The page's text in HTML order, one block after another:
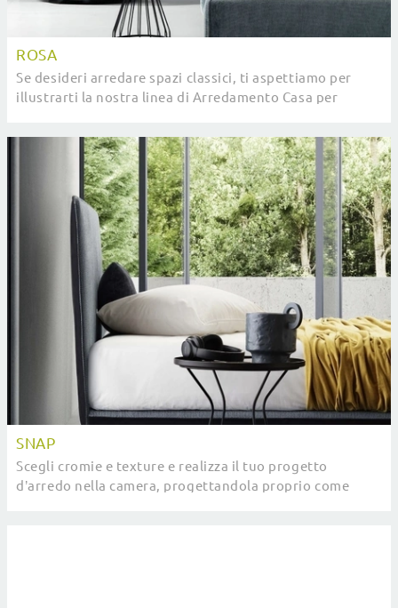
ROSA
Se desideri arredare spazi classici, ti aspettiamo per
illustrarti la nostra linea di Arredamento Casa per
SNAP
Scegli cromie e texture e realizza il tuo progetto
d’arredo nella camera, progettandola proprio come